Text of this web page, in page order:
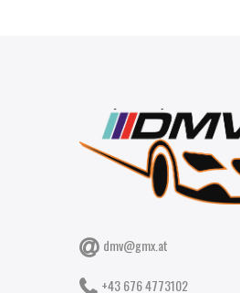
dmv@gmx.at
+43 676 4773102